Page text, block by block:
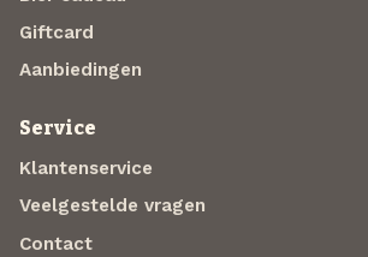
Giftcard
Aanbiedingen
Service
Klantenservice
Veelgestelde vragen
Contact